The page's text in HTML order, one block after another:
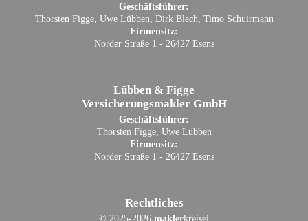
Geschäftsführer:
Thorsten Figge, Uwe Lübben, Dirk Blech, Timo Schuirmann
Firmensitz:
Norder Straße 1 - 26427 Esens
Lübben & Figge
Versicherungsmakler GmbH
Geschäftsführer:
Thorsten Figge, Uwe Lübben
Firmensitz:
Norder Straße 1 - 26427 Esens
Rechtliches
© 2025-2026 maklerkreisel